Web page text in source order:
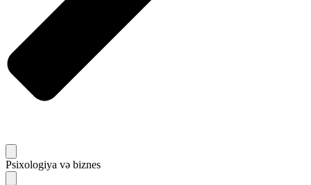
Psixologiya və biznes